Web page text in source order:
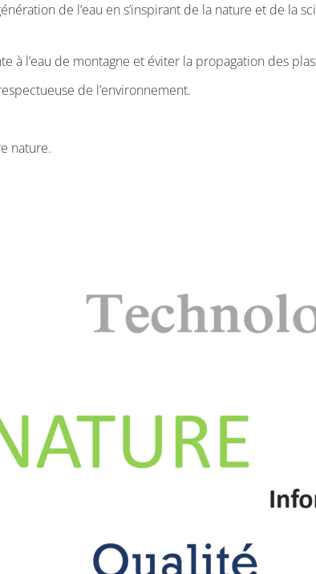
de l’eau en s’inspirant de la nature et de la
à l’eau de montagne et éviter la propagation des
de l’environnement.
nature.